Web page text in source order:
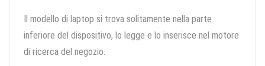
Il modello di laptop si trova solitamente nella parte
inferiore del dispositivo, lo legge e lo inserisce nel motore
di ricerca del negozio.